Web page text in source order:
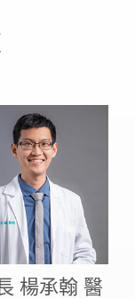
楊承翰 醫